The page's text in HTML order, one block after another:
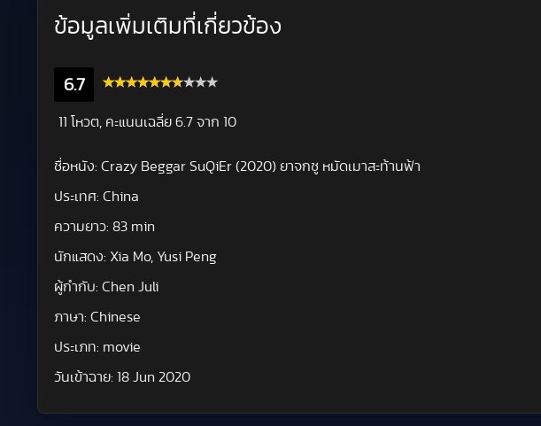
ข้อมูลเพิ่มเติมที่เกี่ยวข้อง
6.7
11 โหวต, คะแนนเฉลี่ย 6.7 จาก 10
ชื่อหนัง: Crazy Beggar SuQiEr (2020) ยาจกซู หมัดเมาสะท้านฟ้า
ประเทศ: China
ความยาว: 83 min
นักแสดง: Xia Mo, Yusi Peng
ผู้กำกับ: Chen Juli
ภาษา: Chinese
ประเภท: movie
วันเข้าฉาย: 18 Jun 2020